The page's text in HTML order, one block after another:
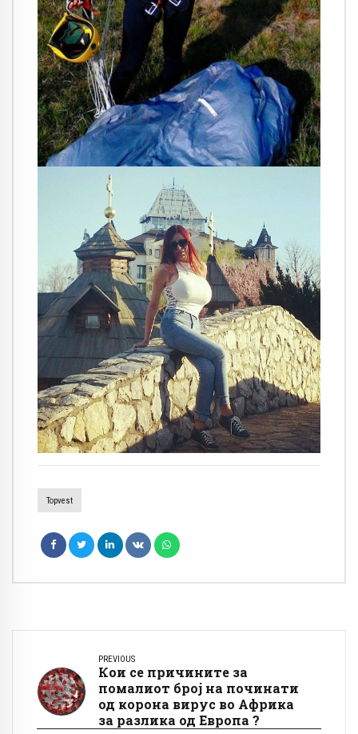
Topvest
PREVIOUS
Кои се причините за
помалиот број на починати
од корона вирус во Африка
за разлика од Европа ?